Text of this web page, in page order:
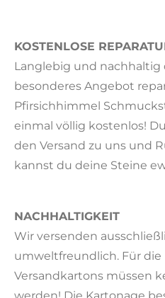
KOSTENLOSE
Langlebig und nachhaltig
besonderes Angebot
Pfirsichhimmel
einmal völlig kostenlos!
den Versand zu uns und
kannst du deine Steine
NACHHALTIGKEIT
Wir versenden
umweltfreundlich. Für
Versandkartons müssen